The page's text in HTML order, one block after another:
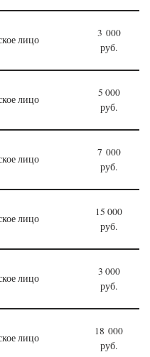
лицо
3 000
руб.
лицо
5 000
руб.
лицо
7 000
руб.
лицо
15 000
руб.
лицо
3 000
руб.
лицо
18 000
руб.